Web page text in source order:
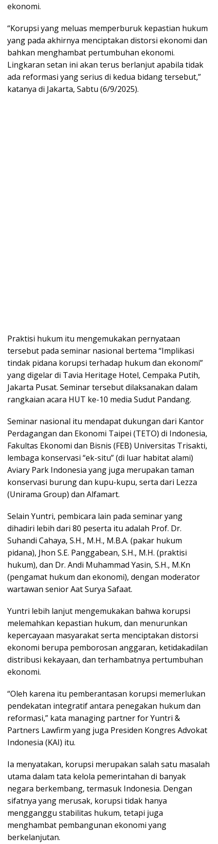
ekonomi.
“Korupsi yang meluas memperburuk kepastian hukum
yang pada akhirnya menciptakan distorsi ekonomi dan
bahkan menghambat pertumbuhan ekonomi.
Lingkaran setan ini akan terus berlanjut apabila tidak
ada reformasi yang serius di kedua bidang tersebut,”
katanya di Jakarta, Sabtu (6/9/2025).
Praktisi hukum itu mengemukakan pernyataan
tersebut pada seminar nasional bertema “Implikasi
tindak pidana korupsi terhadap hukum dan ekonomi”
yang digelar di Tavia Heritage Hotel, Cempaka Putih,
Jakarta Pusat. Seminar tersebut dilaksanakan dalam
rangkaian acara HUT ke-10 media Sudut Pandang.
Seminar nasional itu mendapat dukungan dari Kantor
Perdagangan dan Ekonomi Taipei (TETO) di Indonesia,
Fakultas Ekonomi dan Bisnis (FEB) Universitas Trisakti,
lembaga konservasi “ek-situ” (di luar habitat alami)
Aviary Park Indonesia yang juga merupakan taman
konservasi burung dan kupu-kupu, serta dari Lezza
(Unirama Group) dan Alfamart.
Selain Yuntri, pembicara lain pada seminar yang
dihadiri lebih dari 80 peserta itu adalah Prof. Dr.
Suhandi Cahaya, S.H., M.H., M.B.A. (pakar hukum
pidana), Jhon S.E. Panggabean, S.H., M.H. (praktisi
hukum), dan Dr. Andi Muhammad Yasin, S.H., M.Kn
(pengamat hukum dan ekonomi), dengan moderator
wartawan senior Aat Surya Safaat.
Yuntri lebih lanjut mengemukakan bahwa korupsi
melemahkan kepastian hukum, dan menurunkan
kepercayaan masyarakat serta menciptakan distorsi
ekonomi berupa pemborosan anggaran, ketidakadilan
distribusi kekayaan, dan terhambatnya pertumbuhan
ekonomi.
“Oleh karena itu pemberantasan korupsi memerlukan
pendekatan integratif antara penegakan hukum dan
reformasi,” kata managing partner for Yuntri &
Partners Lawfirm yang juga Presiden Kongres Advokat
Indonesia (KAI) itu.
Ia menyatakan, korupsi merupakan salah satu masalah
utama dalam tata kelola pemerintahan di banyak
negara berkembang, termasuk Indonesia. Dengan
sifatnya yang merusak, korupsi tidak hanya
mengganggu stabilitas hukum, tetapi juga
menghambat pembangunan ekonomi yang
berkelanjutan.